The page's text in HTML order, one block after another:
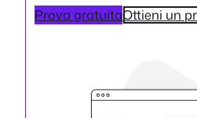
Prova gratuitaOttieni un